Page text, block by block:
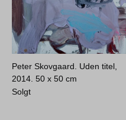
Peter Skovgaard. Uden titel,
2014.50 x 50 cm
Solgt